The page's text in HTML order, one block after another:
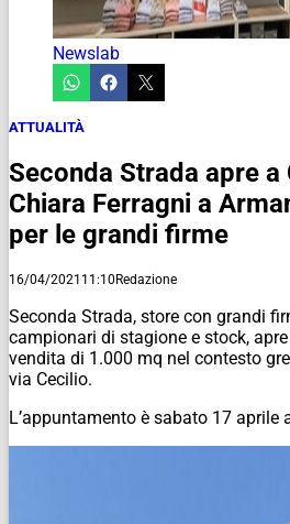
Newslab
ATTUALITÀ
Seconda Strada apre a
Chiara Ferragni a
per le grandi firme
16/04/2021 11:10Redazione
Seconda Strada, store con grandi
campionari di stagione e stock,
vendita di 1.000 mq nel contesto
via Cecilio.
L’appuntamento è sabato 17 aprile